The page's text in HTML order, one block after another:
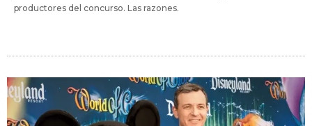
productores del concurso. Las razones.